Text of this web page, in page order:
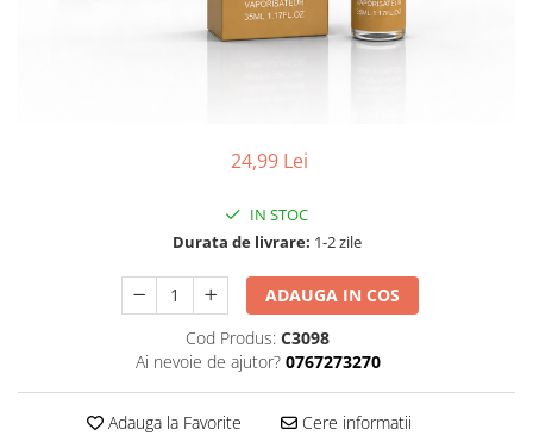
24,99 Lei
IN STOC
Durata de livrare: 1-2 zile
ADAUGA IN COS
Cod Produs: C3098
Ai nevoie de ajutor? 0767273270
Adauga la Favorite Cere informatii